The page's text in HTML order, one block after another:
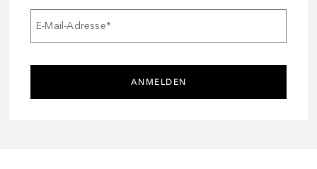
E-Mail-Adresse*
ANMELDEN